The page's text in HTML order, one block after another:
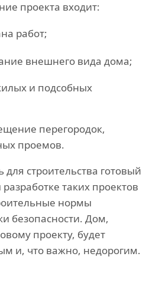
проекта входит:
работ;
внешнего вида дома;
и подсобных
перегородок,
проемов.
строительства готовый
таких проектов
нормы
безопасности. Дом,
проекту, будет
и, что важно, недорогим.